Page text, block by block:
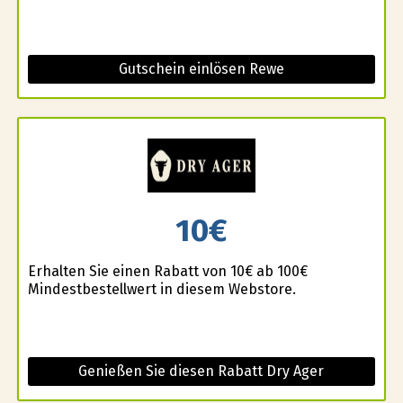
Gutschein einlösen Rewe
10€
Erhalten Sie einen Rabatt von 10€ ab 100€
Mindestbestellwert in diesem Webstore.
Genießen Sie diesen Rabatt Dry Ager